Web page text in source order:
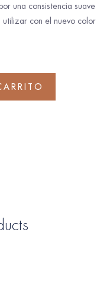
una consistencia suave
con el nuevo color